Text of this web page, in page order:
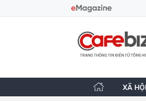
CafeBiz - Trang chủ
XÃ HỘI